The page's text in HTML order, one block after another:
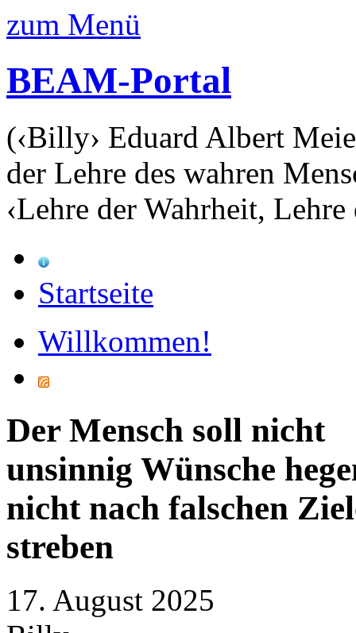
zum Menü
BEAM-Portal
(‹Billy› Eduard Albert
der Lehre des wahren
‹Lehre der Wahrheit, Lehre
Startseite
Willkommen!
Der Mensch soll nicht
unsinnig Wünsche
nicht nach falschen
streben
17. August 2025